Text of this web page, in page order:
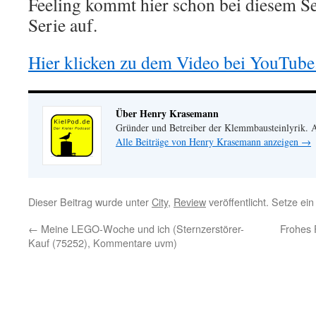
Serie auf.
Hier klicken zu dem Video bei
Über Henry Krasemann
Gründer und Betreiber der Klemmbausteinlyrik.
Alle Beiträge von Henry Krasemann anzeigen →
Dieser Beitrag wurde unterCity, Reviewveröffentlicht. Setze
← Meine LEGO-Woche und ich (Sternzerstörer-
Kauf (75252), Kommentare uvm)
Frohes